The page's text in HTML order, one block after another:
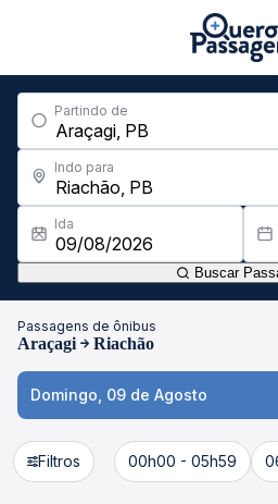
Partindo de
Indo para
Ida
Buscar
Passagens de ônibus
Araçagi Riachão
Domingo, 09 de Agosto
Filtros 00h00 - 05h59